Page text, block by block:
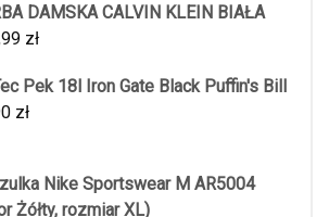
DAMSKA CALVIN KLEIN BIAŁA
zł
Pek 18l Iron Gate Black Puffin's Bill
zł
Nike Sportswear M AR5004
Żółty, rozmiar XL)